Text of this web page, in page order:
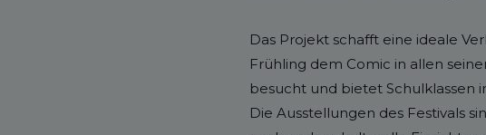
Das Projekt schafft eine ideale
Frühling dem Comic in allen
besucht und bietet Schulklassen
Die Ausstellungen des Festivals